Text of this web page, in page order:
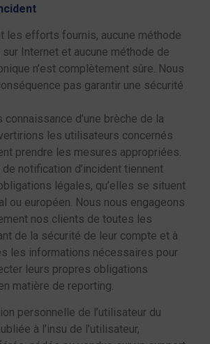
les efforts fournis, aucune méthode
Internet et aucune méthode de
n’est complètement sûre. Nous
pas garantir une sécurité
connaissance d’une brèche de la
les utilisateurs concernés
prendre les mesures appropriées.
notification d’incident tiennent
légales, qu’elles se situent
ou européen. Nous nous engageons
nos clients de toutes les
de la sécurité de leur compte et à
les informations nécessaires pour
leurs propres obligations
matière de reporting.
personnelle de l’utilisateur du
à l’insu de l’utilisateur,